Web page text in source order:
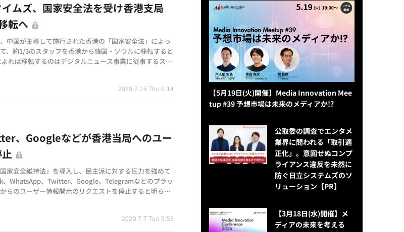
2020.7.16 Thu 0:14
ムズ、国家安全法を受け香港支局
転へ
中国が主導して施行された香港の「国家安全法」によっ
、約1/3のスタッフを香港から韓国・ソウルに移転すると
れば移転するのはデジタルニュース事業に従事するスタ
2020.7.7 Tue 9:53
、Googleなどが香港当局へのユー
家安全維持法」を導入し、民主派に対する圧力を強めて
、WhatsApp、Twitter、Google、Telegramなどのプラッ
らのユーザー情報開示のリクエストを停止すると明らか
【5月19日(火)開催】Media Innovation Mee
tup #39 予想市場は未来のメディアか!?
公​​取委の調査でエンタメ
業界に問われる「取引適
正化」。意図せぬコンプ
ライアンス違反を未然に
防ぐ日立システムズのソ
リューション​【PR】
【3月18日(水)開催】メ
ディアの未来を考える